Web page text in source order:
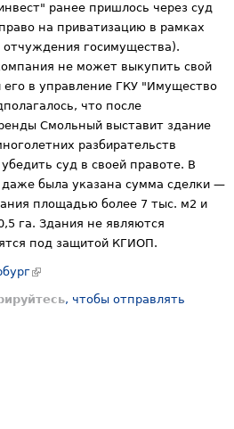
ранее пришлось через суд
на приватизацию в рамках
отчуждения госимущества).
не может выкупить свой
в управление ГКУ "Имущество
что после
Смольный выставит здание
разбирательств
суд в своей правоте. В
была указана сумма сделки —
площадью более 7 тыс. м2 и
га. Здания не являются
под защитой КГИОП.
, чтобы отправлять